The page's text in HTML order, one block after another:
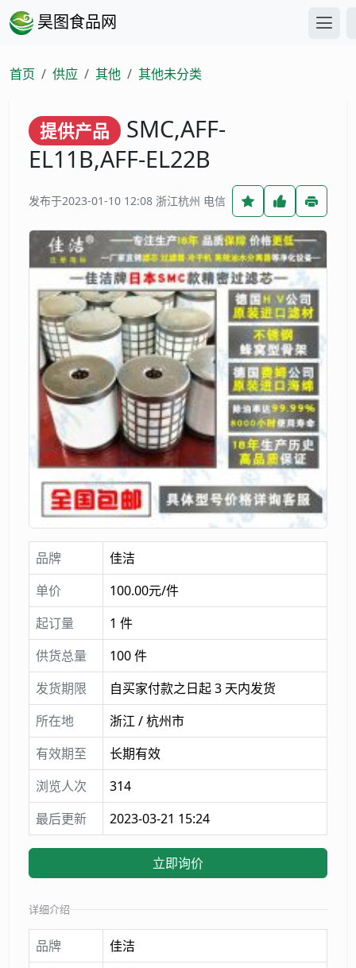
昊图食品网
首页 供应 其他 其他未分类
提供产品
SMC,AFF-
EL11B,AFF-EL22B
发布于2023-01-10 12:08 浙江杭州 电信
品牌
佳洁
单价
100.00元/件
起订量
1 件
供货总量
100 件
发货期限
自买家付款之日起 3 天内发货
所在地
浙江 / 杭州市
有效期至
长期有效
浏览人次
314
最后更新
2023-03-21 15:24
立即询价
详细介绍
品牌
佳洁